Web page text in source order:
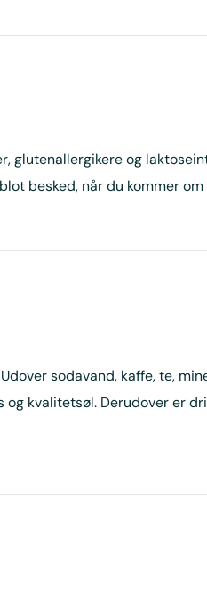
og
besked, når du kommer
sodavand, kaffe, te,
kvalitetsøl. Derudover er